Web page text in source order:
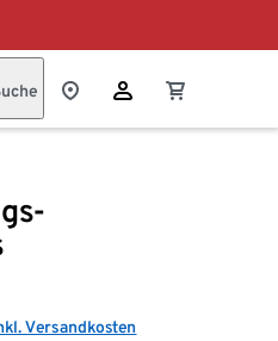
Versandkosten